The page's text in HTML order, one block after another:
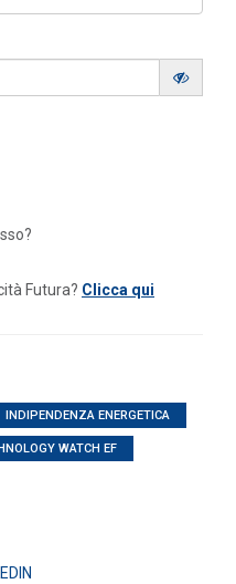
Futura? Clicca qui
INDIPENDENZA ENERGETICA
WATCH EF